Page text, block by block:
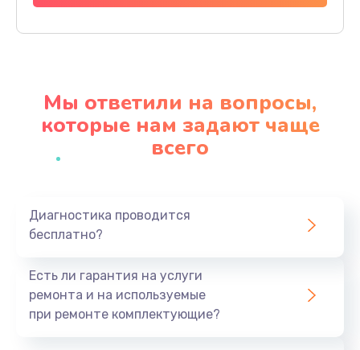
Заказать
Замена кнопки Home (домой)
Замена сканера отпечатка
Заказать
Мы ответили на вопросы,
которые нам задают чаще
всего
Диагностика проводится
бесплатно?
Есть ли гарантия на услуги
ремонта и на используемые
при ремонте комплектующие?